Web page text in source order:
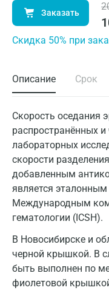
Заказать
Cкидка 50% при
Описание Срок
Скорость оседания
распространённых
лабораторных
скорости
добавленным
является
Международным
гематологии (ICSH).
В Новосибирске и
черной крышкой. В
быть выполнен по
фиолетовой